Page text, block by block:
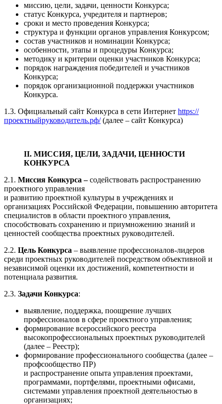
миссию, цели, задачи, ценности Конкурса;
статус Конкурса, учредителя и партнеров;
сроки и место проведения Конкурса;
структура и функции органов управления Конкурсом;
состав участников и номинации Конкурса;
особенности, этапы и процедуры Конкурса;
методику и критерии оценки участников Конкурса;
порядок награждения победителей и участников
Конкурса;
порядок организационной поддержки участников
Конкурса.
1.3. Официальный сайт Конкурса в сети Интернет https://
проектныйруководитель.рф/(далее – сайт Конкурса)
II. МИССИЯ, ЦЕЛИ, ЗАДАЧИ, ЦЕННОСТИ
КОНКУРСА
2.1. Миссия Конкурса –содействовать распространению
проектного управления
и развитию проектной культуры в учреждениях и
организациях Российской Федерации, повышению авторитета
специалистов в области проектного управления,
способствовать сохранению и приумножению знаний и
ценностей сообщества проектных руководителей.
2.2. Цель Конкурса – выявление профессионалов-лидеров
среди проектных руководителей посредством объективной и
независимой оценки их достижений, компетентности и
потенциала развития.
2.3. Задачи Конкурса:
выявление, поддержка, поощрение лучших
профессионалов в сфере проектного управления;
формирование всероссийского реестра
высокопрофессиональных проектных руководителей
(далее – Реестр);
формирование профессионального сообщества (далее –
профсообщество ПР)
и распространение опыта управления проектами,
программами, портфелями, проектными офисами,
системами управления проектной деятельностью в
организациях;